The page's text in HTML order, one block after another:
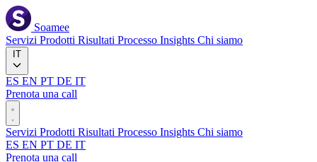
Soamee
Servizi Prodotti Risultati Processo Insights Chi siamo
ES EN PT DE IT
Prenota una call
Servizi Prodotti Risultati Processo Insights Chi siamo
ES EN PT DE IT
Prenota una call